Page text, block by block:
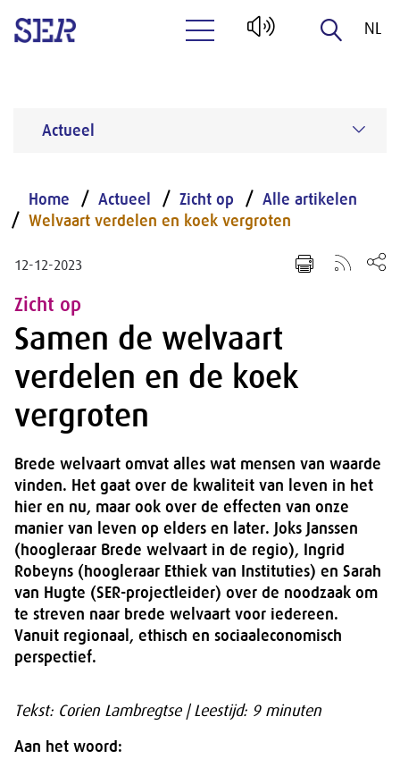
NL
Actueel
Home Actueel Zicht op
Alle artikelen
Welvaart verdelen en koek vergroten
12-12-2023
Zicht op
Samen de welvaart
verdelen en de koek
vergroten
Brede welvaart omvat alles wat mensen van waarde
vinden. Het gaat over de kwaliteit van leven in het
hier en nu, maar ook over de effecten van onze
manier van leven op elders en later. Joks Janssen
(hoogleraar Brede welvaart in de regio), Ingrid
Robeyns (hoogleraar Ethiek van Instituties) en Sarah
van Hugte (SER-projectleider) over de noodzaak om
te streven naar brede welvaart voor iedereen.
Vanuit regionaal, ethisch en sociaaleconomisch
perspectief.
Tekst: Corien Lambregtse | Leestijd: 9 minuten
Aan het woord: